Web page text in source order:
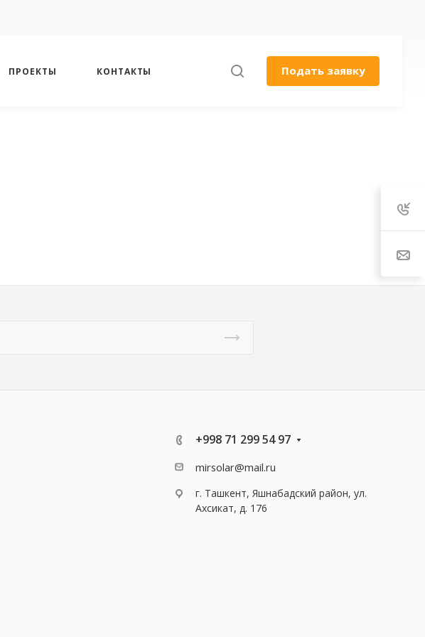
ПРОЕКТЫ КОНТАКТЫ Подать заявку
+998 71 299 54 97
mirsolar@mail.ru
г. Ташкент, Яшнабадский район, ул.
Ахсикат, д. 176